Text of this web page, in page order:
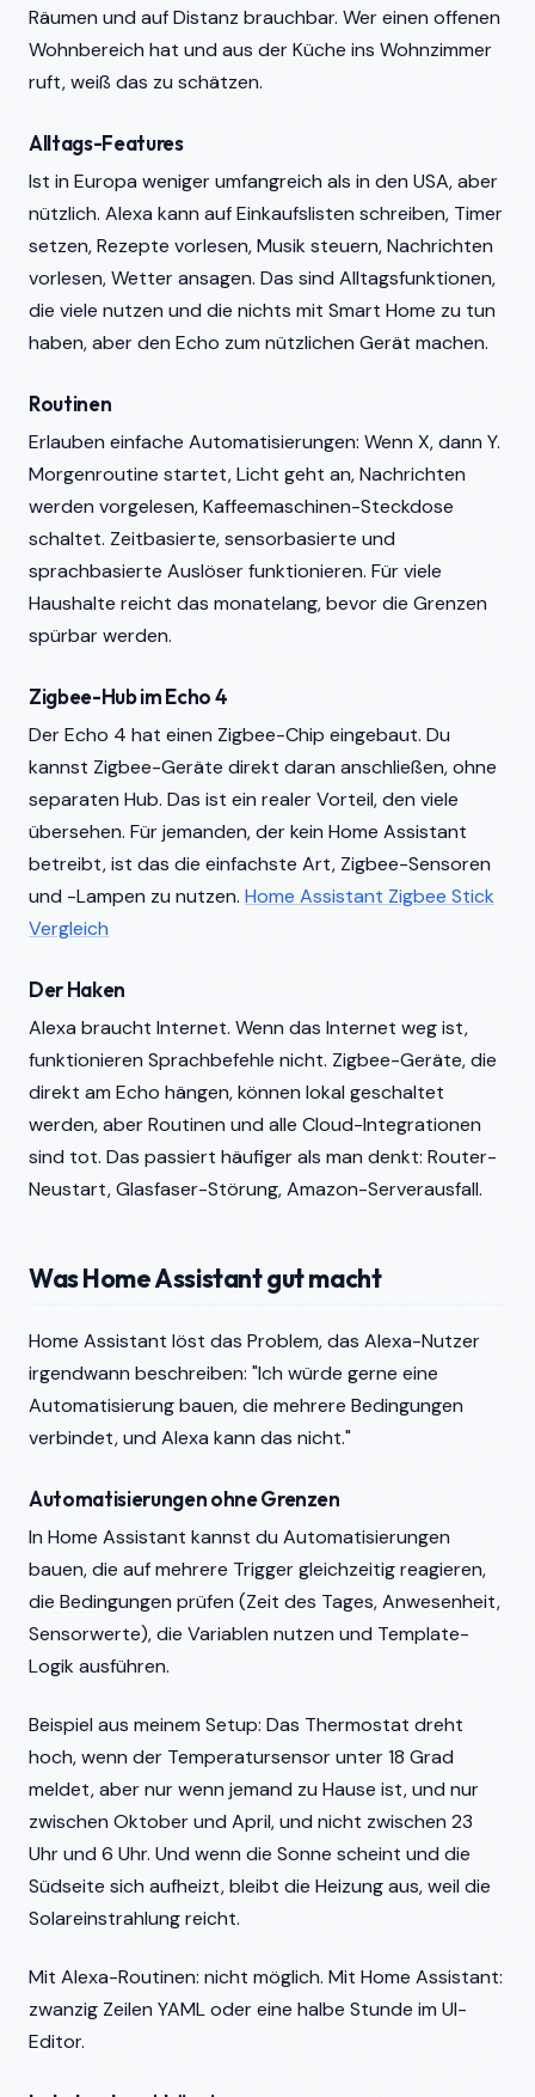
Räumen und auf Distanz brauchbar. Wer einen offenen
Wohnbereich hat und aus der Küche ins Wohnzimmer
ruft, weiß das zu schätzen.
Alltags-Features
Ist in Europa weniger umfangreich als in den USA, aber
nützlich. Alexa kann auf Einkaufslisten schreiben, Timer
setzen, Rezepte vorlesen, Musik steuern, Nachrichten
vorlesen, Wetter ansagen. Das sind Alltagsfunktionen,
die viele nutzen und die nichts mit Smart Home zu tun
haben, aber den Echo zum nützlichen Gerät machen.
Routinen
Erlauben einfache Automatisierungen: Wenn X, dann Y.
Morgenroutine startet, Licht geht an, Nachrichten
werden vorgelesen, Kaffeemaschinen-Steckdose
schaltet. Zeitbasierte, sensorbasierte und
sprachbasierte Auslöser funktionieren. Für viele
Haushalte reicht das monatelang, bevor die Grenzen
spürbar werden.
Zigbee-Hub im Echo 4
Der Echo 4 hat einen Zigbee-Chip eingebaut. Du
kannst Zigbee-Geräte direkt daran anschließen, ohne
separaten Hub. Das ist ein realer Vorteil, den viele
übersehen. Für jemanden, der kein Home Assistant
betreibt, ist das die einfachste Art, Zigbee-Sensoren
und -Lampen zu nutzen. Home Assistant Zigbee Stick
Vergleich
Der Haken
Alexa braucht Internet. Wenn das Internet weg ist,
funktionieren Sprachbefehle nicht. Zigbee-Geräte, die
direkt am Echo hängen, können lokal geschaltet
werden, aber Routinen und alle Cloud-Integrationen
sind tot. Das passiert häufiger als man denkt: Router-
Neustart, Glasfaser-Störung, Amazon-Serverausfall.
Was Home Assistant gut macht
Home Assistant löst das Problem, das Alexa-Nutzer
irgendwann beschreiben: "Ich würde gerne eine
Automatisierung bauen, die mehrere Bedingungen
verbindet, und Alexa kann das nicht."
Automatisierungen ohne Grenzen
In Home Assistant kannst du Automatisierungen
bauen, die auf mehrere Trigger gleichzeitig reagieren,
die Bedingungen prüfen (Zeit des Tages, Anwesenheit,
Sensorwerte), die Variablen nutzen und Template-
Logik ausführen.
Beispiel aus meinem Setup: Das Thermostat dreht
hoch, wenn der Temperatursensor unter 18 Grad
meldet, aber nur wenn jemand zu Hause ist, und nur
zwischen Oktober und April, und nicht zwischen 23
Uhr und 6 Uhr. Und wenn die Sonne scheint und die
Südseite sich aufheizt, bleibt die Heizung aus, weil die
Solareinstrahlung reicht.
Mit Alexa-Routinen: nicht möglich. Mit Home Assistant:
zwanzig Zeilen YAML oder eine halbe Stunde im UI-
Editor.